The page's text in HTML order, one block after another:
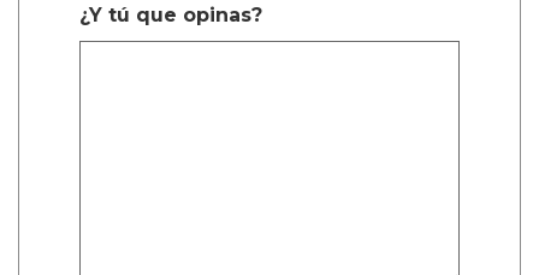
¿Y tú que opinas?